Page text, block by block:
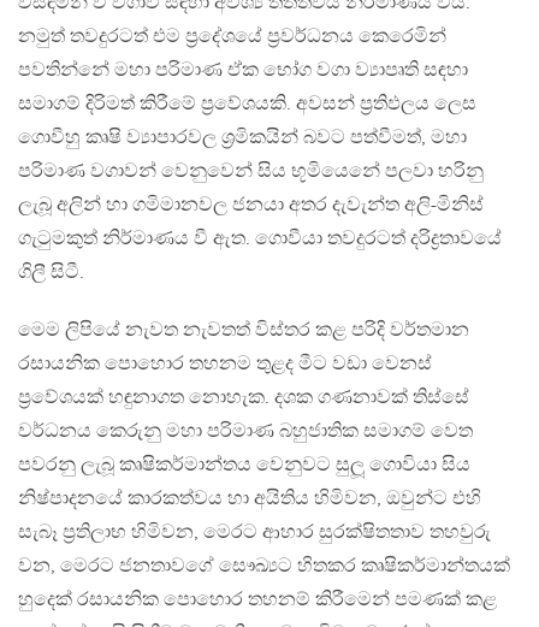
නමුත් තවදුරටත් එම ප්‍රදේශයේ ප්‍රවර්ධනය කෙරෙමින්
පවතින්නේ මහා පරිමාණ ඒක භෝග වගා ව්‍යාපෘති සඳහා
සමාගම් දිරිමත් කිරීමේ ප්‍රවේශයකි. අවසන් ප්‍රතිඵලය ලෙස
ගොවීහු කෘෂි ව්‍යාපාරවල ශ්‍රමිකයින් බවට පත්වීමත්, මහා
පරිමාණ වගාවන් වෙනුවෙන් සිය භූමියෙනේ පලවා හරිනු
ලැබූ අලින් හා ගමිමානවල ජනයා අතර දැවැන්ත අලි-මිනිස්
ගැටුමකුත් නිර්මාණය වී ඇත. ගොවීයා තවදුරටත් දරිද්‍රතාවයේ
ගිලී සිටී.
මෙම ලිපියේ නැවත නැවතත් විස්තර කළ පරිදි වර්තමාන
රසායනික පොහොර තහනම තුළද මීට වඩා වෙනස්
ප්‍රවේශයක් හඳුනාගත නොහැක. දශක ගණනාවක් තිස්සේ
වර්ධනය කෙරුනු මහා පරිමාණ බහුජාතික සමාගම් වෙත
පවරනු ලැබූ කෘෂිකර්මාන්තය වෙනුවට සුලූ‍ ගොවියා සිය
නිෂ්පාදනයේ කාරකත්වය හා අයිතිය හිමිවන, ඔවුන්ට එහි
සැබෑ ප්‍රතිලාභ හිමිවන, මෙරට ආහාර සුරක්ෂිතතාව තහවුරු
වන, මෙරට ජනතාවගේ සෞඛ්‍යට හිතකර කෘෂිකර්මාන්තයක්
හුදෙක් රසායනික පොහොර තහනම් කිරීමෙන් පමණක් කළ